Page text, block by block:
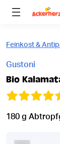
Feinkost &
Gustoni
Bio
180 g